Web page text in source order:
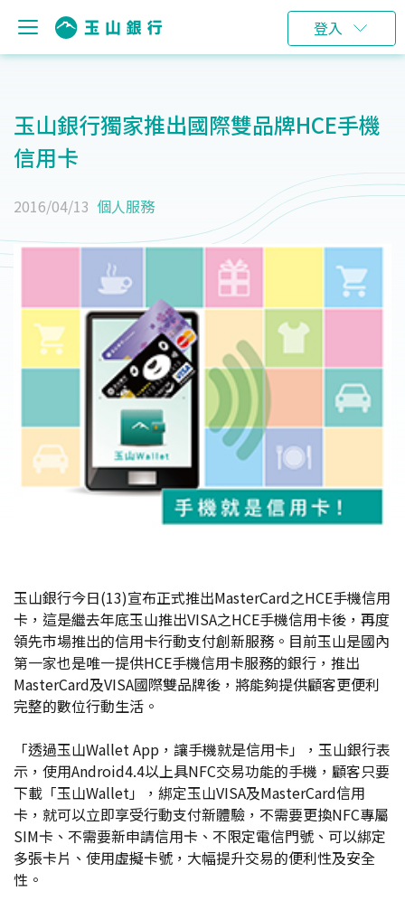
登入
玉山銀行獨家推出國際雙品牌HCE手機
信用卡
2016/04/13 個人服務
玉山銀行今日(13)宣布正式推出MasterCard之HCE手機信用
卡，這是繼去年底玉山推出VISA之HCE手機信用卡後，再度
領先市場推出的信用卡行動支付創新服務。目前玉山是國內
第一家也是唯一提供HCE手機信用卡服務的銀行，推出
MasterCard及VISA國際雙品牌後，將能夠提供顧客更便利
完整的數位行動生活。
「透過玉山Wallet App，讓手機就是信用卡」，玉山銀行表
示，使用Android4.4以上具NFC交易功能的手機，顧客只要
下載「玉山Wallet」，綁定玉山VISA及MasterCard信用
卡，就可以立即享受行動支付新體驗，不需要更換NFC專屬
SIM卡、不需要新申請信用卡、不限定電信門號、可以綁定
多張卡片、使用虛擬卡號，大幅提升交易的便利性及安全
性。